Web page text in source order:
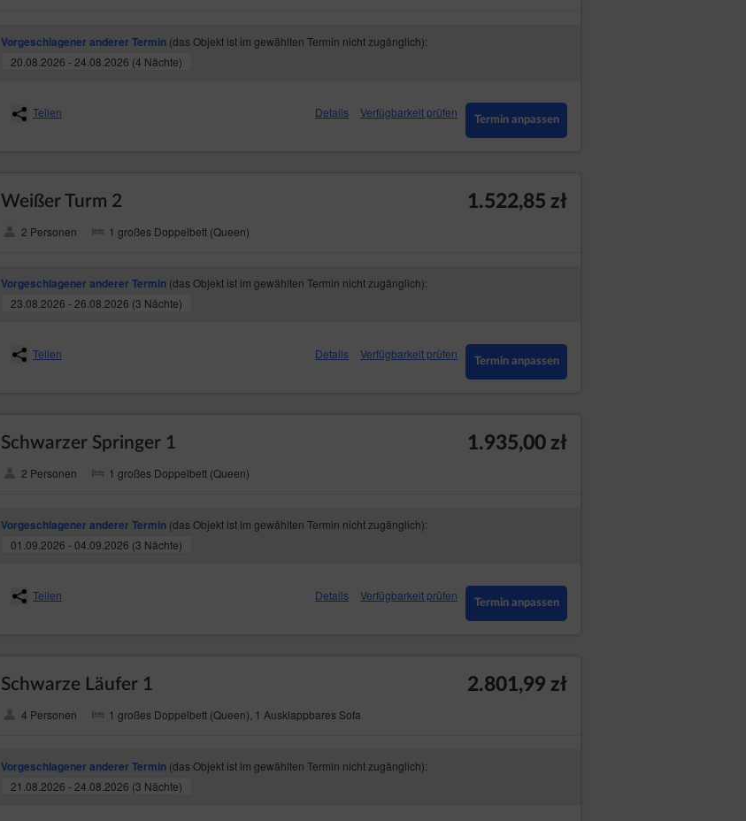
Vorgeschlagener anderer Termin (das Objekt ist im gewählten Termin nicht zugänglich):
20.08.2026 - 24.08.2026 (4 Nächte)
Teilen Details Verfügbarkeit prüfen
Termin anpassen
Weißer Turm 2
2 Personen 1 großes Doppelbett (Queen)
1.522,85 zł
Vorgeschlagener anderer Termin (das Objekt ist im gewählten Termin nicht zugänglich):
23.08.2026 - 26.08.2026 (3 Nächte)
Teilen Details Verfügbarkeit prüfen
Termin anpassen
Schwarzer Springer 1
2 Personen 1 großes Doppelbett (Queen)
1.935,00 zł
Vorgeschlagener anderer Termin (das Objekt ist im gewählten Termin nicht zugänglich):
01.09.2026 - 04.09.2026 (3 Nächte)
Teilen Details Verfügbarkeit prüfen
Termin anpassen
Schwarze Läufer 1
4 Personen 1 großes Doppelbett (Queen), 1 Ausklappbares Sofa
2.801,99 zł
Vorgeschlagener anderer Termin (das Objekt ist im gewählten Termin nicht zugänglich):
21.08.2026 - 24.08.2026 (3 Nächte)